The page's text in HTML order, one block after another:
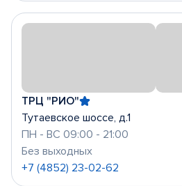
ТРЦ "РИО"
Тутаевское шоссе, д.1
ПН - ВС 09:00 - 21:00
Без выходных
+7 (4852) 23-02-62